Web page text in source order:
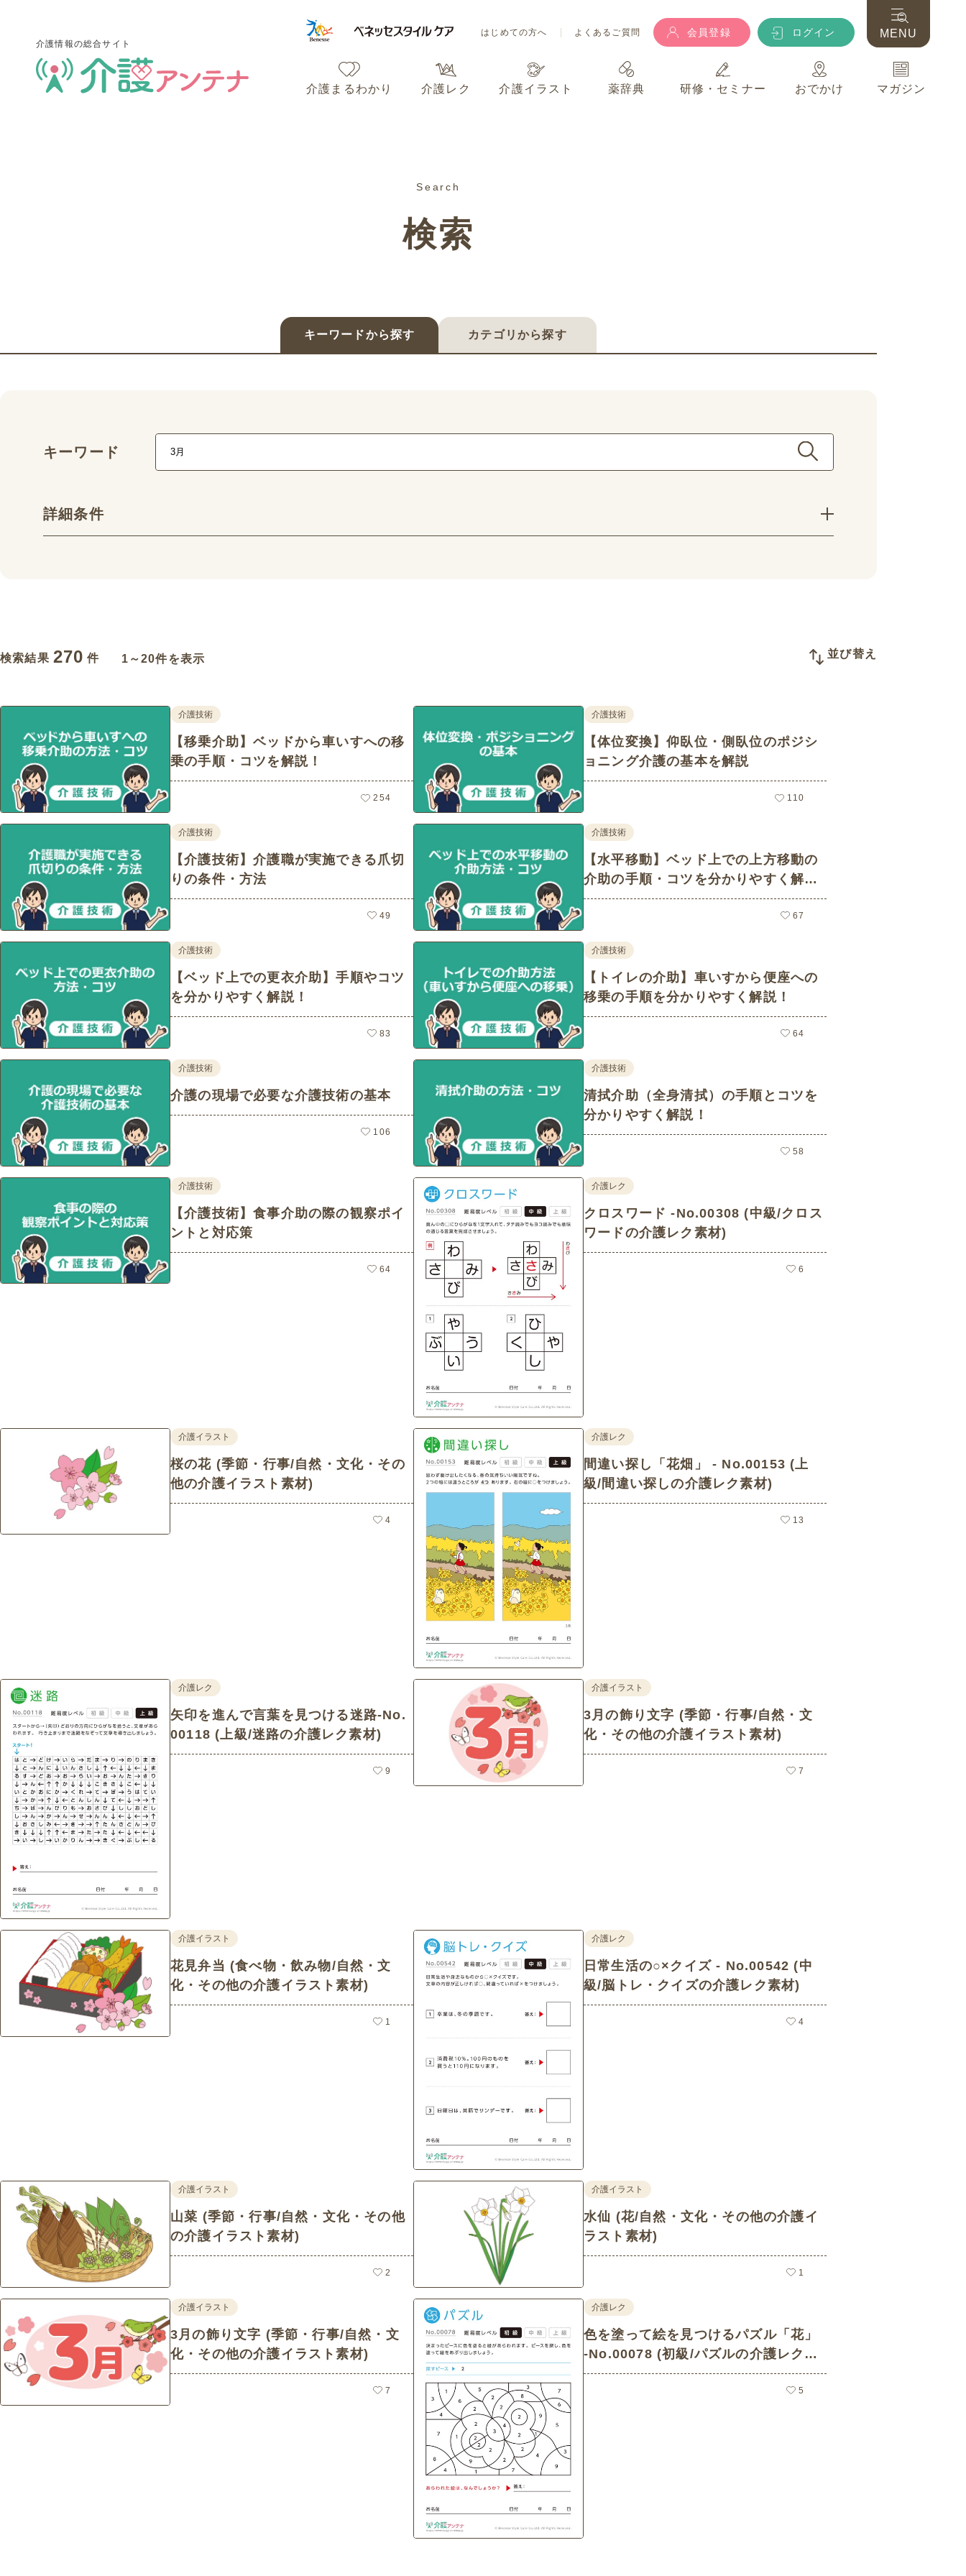
介護情報の総合サイト
はじめての方へ よくあるご質問 会員登録 ログイン
介護まるわかり 介護レク 介護イラスト 薬辞典 研修・セミナー おでかけ マガジン
MENU
Search
検索
キーワードから探す カテゴリから探す
キーワード
詳細条件
検索結果 270 件 1～20件を表示 並び替え
介護技術
【移乗介助】ベッドから車いすへの移
乗の手順・コツを解説！
254
介護技術
【体位変換】仰臥位・側臥位のポジシ
ョニング介護の基本を解説
110
介護技術
【介護技術】介護職が実施できる爪切
りの条件・方法
49
介護技術
【水平移動】ベッド上での上方移動の
介助の手順・コツを分かりやすく解
説！
67
介護技術
【ベッド上での更衣介助】手順やコツ
を分かりやすく解説！
83
介護技術
【トイレの介助】車いすから便座への
移乗の手順を分かりやすく解説！
64
介護技術
介護の現場で必要な介護技術の基本
106
介護技術
清拭介助（全身清拭）の手順とコツを
分かりやすく解説！
58
介護技術
【介護技術】食事介助の際の観察ポイ
ントと対応策
64
介護レク
クロスワード -No.00308 (中級/クロス
ワードの介護レク素材)
6
介護イラスト
桜の花 (季節・行事/自然・文化・その
他の介護イラスト素材)
4
介護レク
間違い探し「花畑」 - No.00153 (上
級/間違い探しの介護レク素材)
13
介護レク
矢印を進んで言葉を見つける迷路-No.
00118 (上級/迷路の介護レク素材)
9
介護イラスト
3月の飾り文字 (季節・行事/自然・文
化・その他の介護イラスト素材)
7
介護イラスト
花見弁当 (食べ物・飲み物/自然・文
化・その他の介護イラスト素材)
1
介護レク
日常生活の○×クイズ - No.00542 (中
級/脳トレ・クイズの介護レク素材)
4
介護イラスト
山菜 (季節・行事/自然・文化・その他
の介護イラスト素材)
2
介護イラスト
水仙 (花/自然・文化・その他の介護イ
ラスト素材)
1
介護イラスト
3月の飾り文字 (季節・行事/自然・文
化・その他の介護イラスト素材)
7
介護レク
色を塗って絵を見つけるパズル「花」
-No.00078 (初級/パズルの介護レク素
材)
5